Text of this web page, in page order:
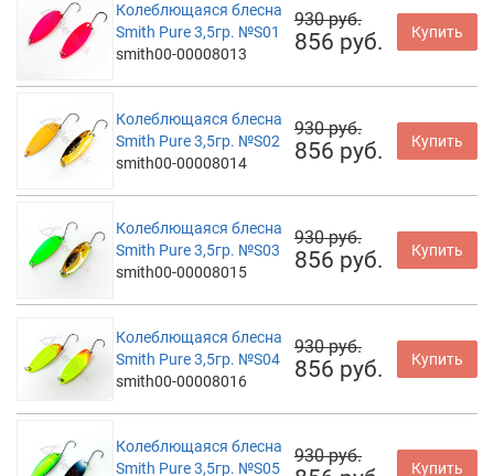
Колеблющаяся блесна
Smith Pure 3,5гр. №S01
smith00-00008013
930 руб.
856 руб. Купить
Колеблющаяся блесна
Smith Pure 3,5гр. №S02
smith00-00008014
930 руб.
856 руб. Купить
Колеблющаяся блесна
Smith Pure 3,5гр. №S03
smith00-00008015
930 руб.
856 руб. Купить
Колеблющаяся блесна
Smith Pure 3,5гр. №S04
smith00-00008016
930 руб.
856 руб. Купить
Колеблющаяся блесна
Smith Pure 3,5гр. №S05
930 руб.
Купить